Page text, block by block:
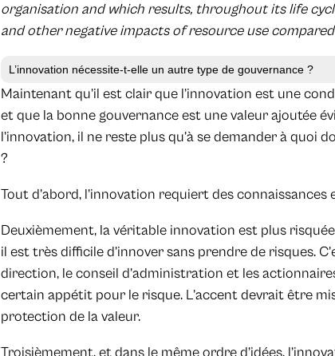
organisation and which results, throughout its life
and other negative impacts of resource use
L’innovation nécessite-t-elle un autre type de gouvernance ?
Maintenant qu’il est clair que l’innovation est une
et que la bonne gouvernance est une valeur ajoutée
l’innovation, il ne reste plus qu’à se demander à quoi
?
Tout d’abord, l’innovation requiert des
Deuxièmement, la véritable innovation est plus
il est très difficile d’innover sans prendre de risques.
direction, le conseil d’administration et les
certain appétit pour le risque. L’accent devrait être
protection de la valeur.